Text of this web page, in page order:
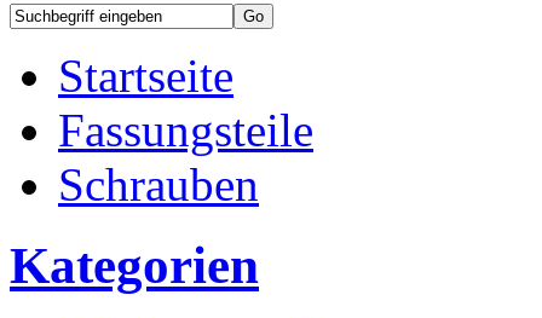
Startseite
Fassungsteile
Schrauben
Kategorien